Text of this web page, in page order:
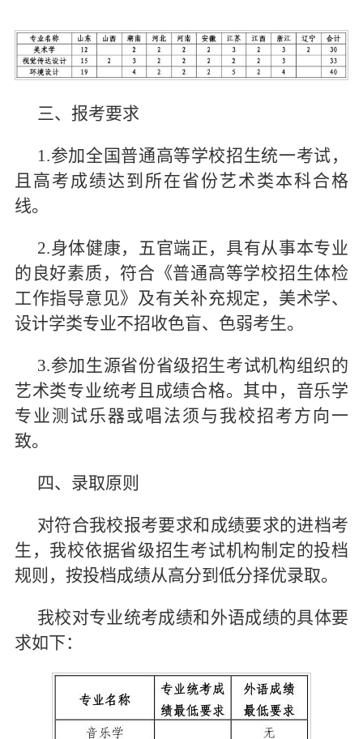
三、报考要求
1.参加全国普通高等学校招生统一考试，
且高考成绩达到所在省份艺术类本科合格
线。
2.身体健康，五官端正，具有从事本专业
的良好素质，符合《普通高等学校招生体检
工作指导意见》及有关补充规定，美术学、
设计学类专业不招收色盲、色弱考生。
3.参加生源省份省级招生考试机构组织的
艺术类专业统考且成绩合格。其中，音乐学
专业测试乐器或唱法须与我校招考方向一
致。
四、录取原则
对符合我校报考要求和成绩要求的进档考
生，我校依据省级招生考试机构制定的投档
规则，按投档成绩从高分到低分择优录取。
我校对专业统考成绩和外语成绩的具体要
求如下：